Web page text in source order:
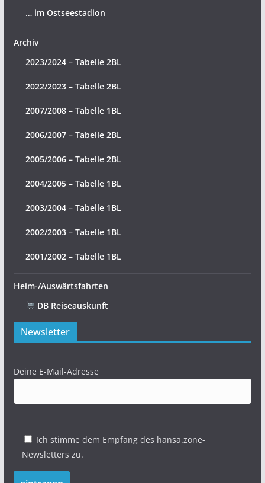
… im Ostseestadion
Archiv
2023/2024 – Tabelle 2BL
2022/2023 – Tabelle 2BL
2007/2008 – Tabelle 1BL
2006/2007 – Tabelle 2BL
2005/2006 – Tabelle 2BL
2004/2005 – Tabelle 1BL
2003/2004 – Tabelle 1BL
2002/2003 – Tabelle 1BL
2001/2002 – Tabelle 1BL
Heim-/Auswärtsfahrten
DB Reiseauskunft
Newsletter
Deine E-Mail-Adresse
Ich stimme dem Empfang des hansa.zone-
Newsletters zu.